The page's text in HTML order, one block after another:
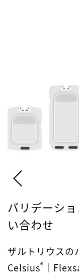
バリデーシ
い合わせ
ザルトリウスの
Celsius® ｜